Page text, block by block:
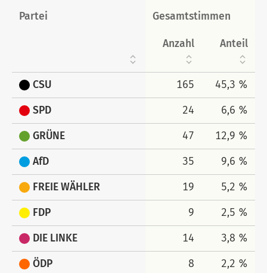
Partei Gesamtstimmen
Anzahl Anteil
CSU 165 45,3 %
SPD 24 6,6 %
GRÜNE 47 12,9 %
AfD 35 9,6 %
FREIE WÄHLER 19 5,2 %
FDP 9 2,5 %
DIE LINKE 14 3,8 %
ÖDP 8 2,2 %